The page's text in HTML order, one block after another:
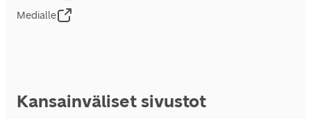
Medialle
Kansainväliset sivustot